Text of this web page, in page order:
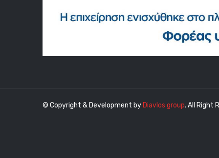
© Copyright & Development by Diavlos group. All Right